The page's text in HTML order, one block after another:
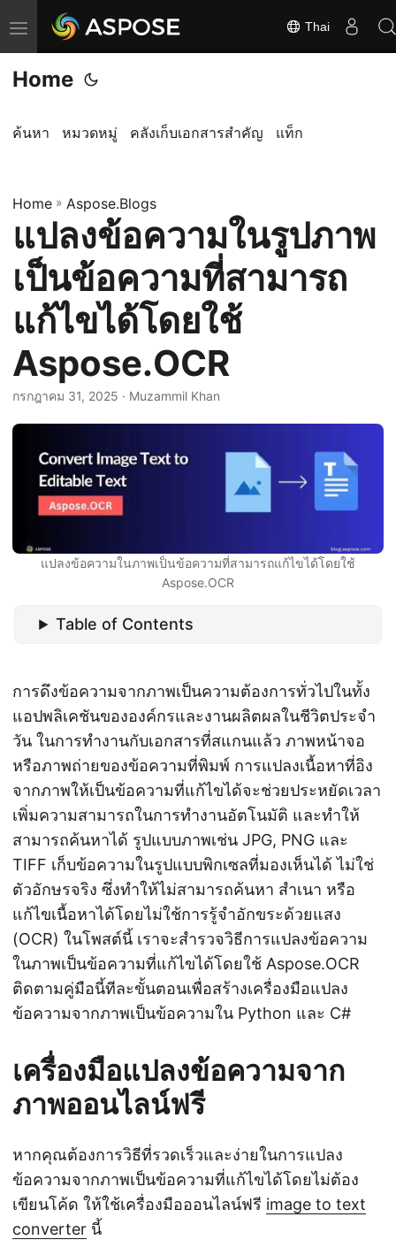
ส
ลั
บ
า
ท
า
ง
Thai
Home
ค้นหา หมวดหมู่ คลังเก็บเอกสารสำคัญ แท็ก
Home » Aspose.Blogs
แปลงข้อความในรูปภาพ
เป็นข้อความที่สามารถ
แก้ไขได้โดยใช้
Aspose.OCR
กรกฎาคม 31, 2025 · Muzammil Khan
แปลงข้อความในภาพเป็นข้อความที่สามารถแก้ไขได้โดยใช้
Aspose.OCR
Table of Contents
การดึงข้อความจากภาพเป็นความต้องการทั่วไปในทั้ง
แอปพลิเคชันขององค์กรและงานผลิตผลในชีวิตประจำ
วัน ในการทำงานกับเอกสารที่สแกนแล้ว ภาพหน้าจอ
หรือภาพถ่ายของข้อความที่พิมพ์ การแปลงเนื้อหาที่อิง
จากภาพให้เป็นข้อความที่แก้ไขได้จะช่วยประหยัดเวลา
เพิ่มความสามารถในการทำงานอัตโนมัติ และทำให้
สามารถค้นหาได้ รูปแบบภาพเช่น JPG, PNG และ
TIFF เก็บข้อความในรูปแบบพิกเซลที่มองเห็นได้ ไม่ใช่
ตัวอักษรจริง ซึ่งทำให้ไม่สามารถค้นหา สำเนา หรือ
แก้ไขเนื้อหาได้โดยไม่ใช้การรู้จำอักขระด้วยแสง
(OCR) ในโพสต์นี้ เราจะสำรวจวิธีการแปลงข้อความ
ในภาพเป็นข้อความที่แก้ไขได้โดยใช้ Aspose.OCR
ติดตามคู่มือนี้ทีละขั้นตอนเพื่อสร้างเครื่องมือแปลง
ข้อความจากภาพเป็นข้อความใน Python และ C#
เครื่องมือแปลงข้อความจาก
ภาพออนไลน์ฟรี
หากคุณต้องการวิธีที่รวดเร็วและง่ายในการแปลง
ข้อความจากภาพเป็นข้อความที่แก้ไขได้โดยไม่ต้อง
เขียนโค้ด ให้ใช้เครื่องมือออนไลน์ฟรี image to text
converter นี้